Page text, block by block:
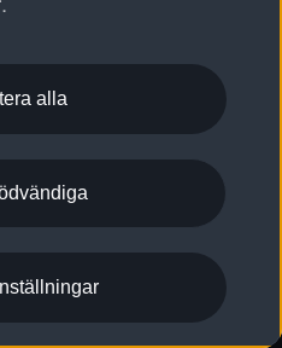
påverkas min bil av detta?
om dataläcka
alla